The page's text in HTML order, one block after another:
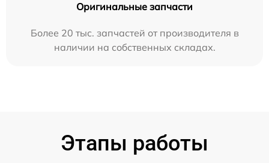
Оригинальные запчасти
Более 20 тыс. запчастей от производителя в
наличии на собственных складах.
Этапы работы